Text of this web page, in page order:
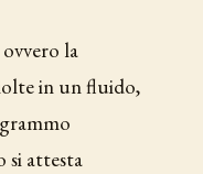
la
in un fluido,
si attesta